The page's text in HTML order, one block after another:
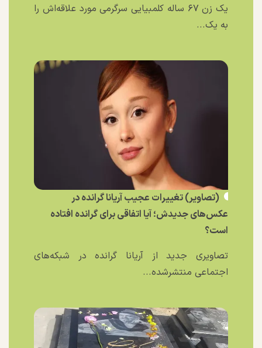
یک زن ۶۷ ساله کلمبیایی سرگرمی مورد علاقه‌اش را
به یک...
(تصاویر) تغییرات عجیب آریانا گرانده در
عکس‌های جدیدش؛ آیا اتفاقی برای گرانده افتاده
است؟
تصاویری جدید از آریانا گرانده در شبکه‌های
اجتماعی منتشرشده...